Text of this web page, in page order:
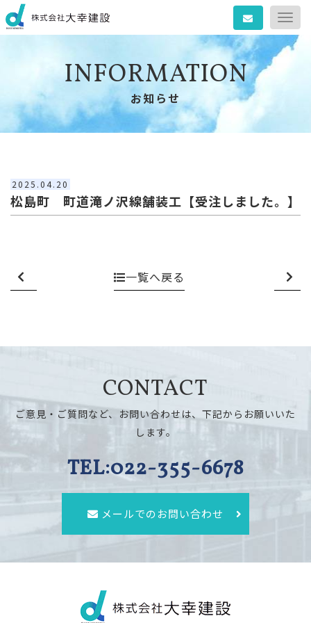
INFORMATION
お知らせ
2025.04.20
松島町 町道滝ノ沢線舗装工【受注しました。】
一覧へ戻る
CONTACT
ご意見・ご質問など、お問い合わせは、下記からお願いいた
します。
TEL:022-355-6678
メールでのお問い合わせ